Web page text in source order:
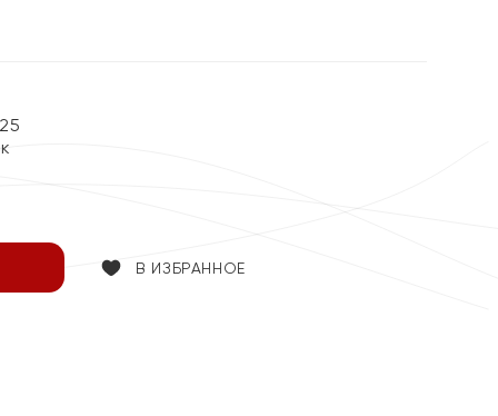
В ИЗБРАННОЕ